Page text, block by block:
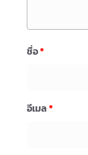
ชื่อ*
อีเมล*